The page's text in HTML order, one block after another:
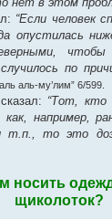
“Если человек
опустилась
по
аль-му’лим” 6/599.
“Тот, кто
как, например,
т.п., то это
носить
щиколоток?